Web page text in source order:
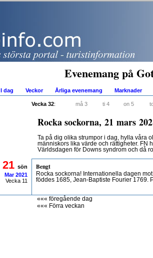
Evenemang på
I dag Veckor Årliga evenemang Marknader
Vecka 32: må 3 ti 4 on 5
Rocka sockorna, 21 mars
Ta på dig olika strumpor i dag, hylla våra
människors lika värde och rättigheter. FN
Världsdagen för Downs syndrom och då
21 sön
Mar 2021
Vecka 11
Bengt
Rocka sockorna! Internationella dagen
föddes 1685, Jean-Baptiste Fourier 1769.
««« föregående dag
««« Förra veckan